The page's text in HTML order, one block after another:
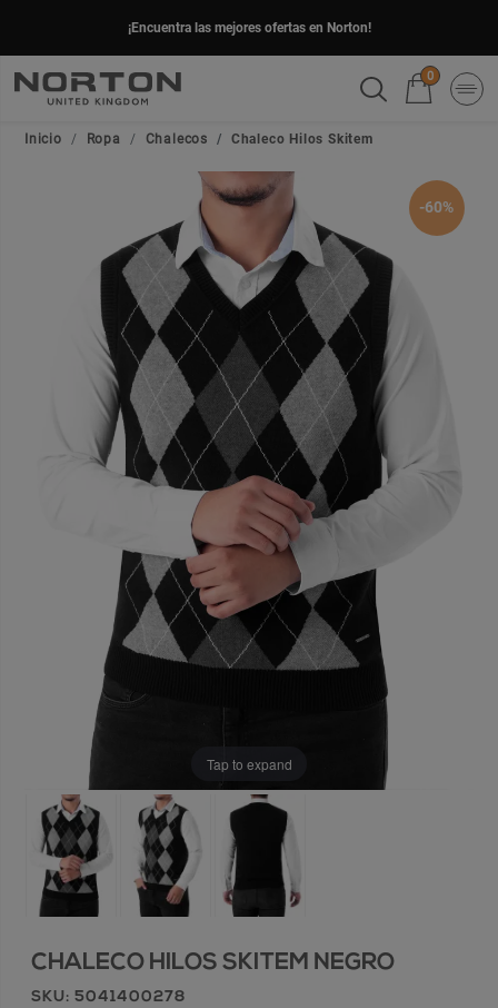
¡Encuentra las mejores ofertas en Norton!
0
Inicio Ropa Chalecos Chaleco Hilos Skitem
-60%
Tap to expand
CHALECO HILOS SKITEM NEGRO
SKU: 5041400278